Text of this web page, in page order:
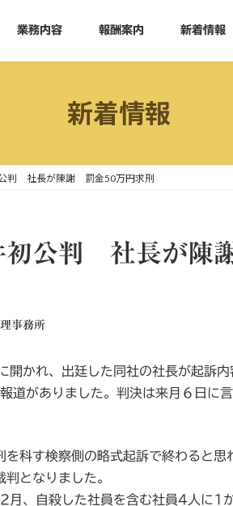
業務内容 報酬案内 新着情報
新着情報
判 社長が陳謝 罰金50万円求刑
初公判 社長が陳
事務所
開かれ、出廷した同社の社長が起訴内
道がありました。判決は来月６日に
科す検察側の略式起訴で終わると思
となりました。
、自殺した社員を含む社員4人に1